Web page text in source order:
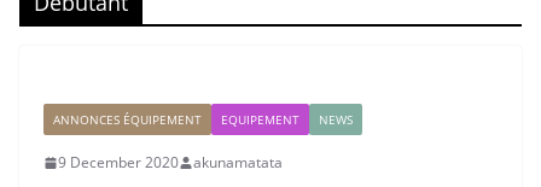
ANNONCES ÉQUIPEMENT EQUIPEMENT NEWS
9 December 2020 akunamatata